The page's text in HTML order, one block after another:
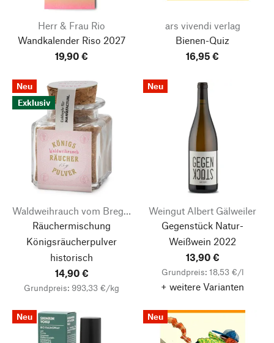
Herr & Frau Rio
Wandkalender Riso 2027
19,90 €
ars vivendi verlag
Bienen-Quiz
16,95 €
Neu
Exklusiv
Waldweihrauch vom Bregahof
Räuchermischung
Königsräucherpulver
historisch
14,90 €
Grundpreis: 993,33 €/kg
Neu
Weingut Albert Gälweiler
Gegenstück Natur-
Weißwein 2022
13,90 €
Grundpreis: 18,53 €/l
+ weitere Varianten
Neu Neu